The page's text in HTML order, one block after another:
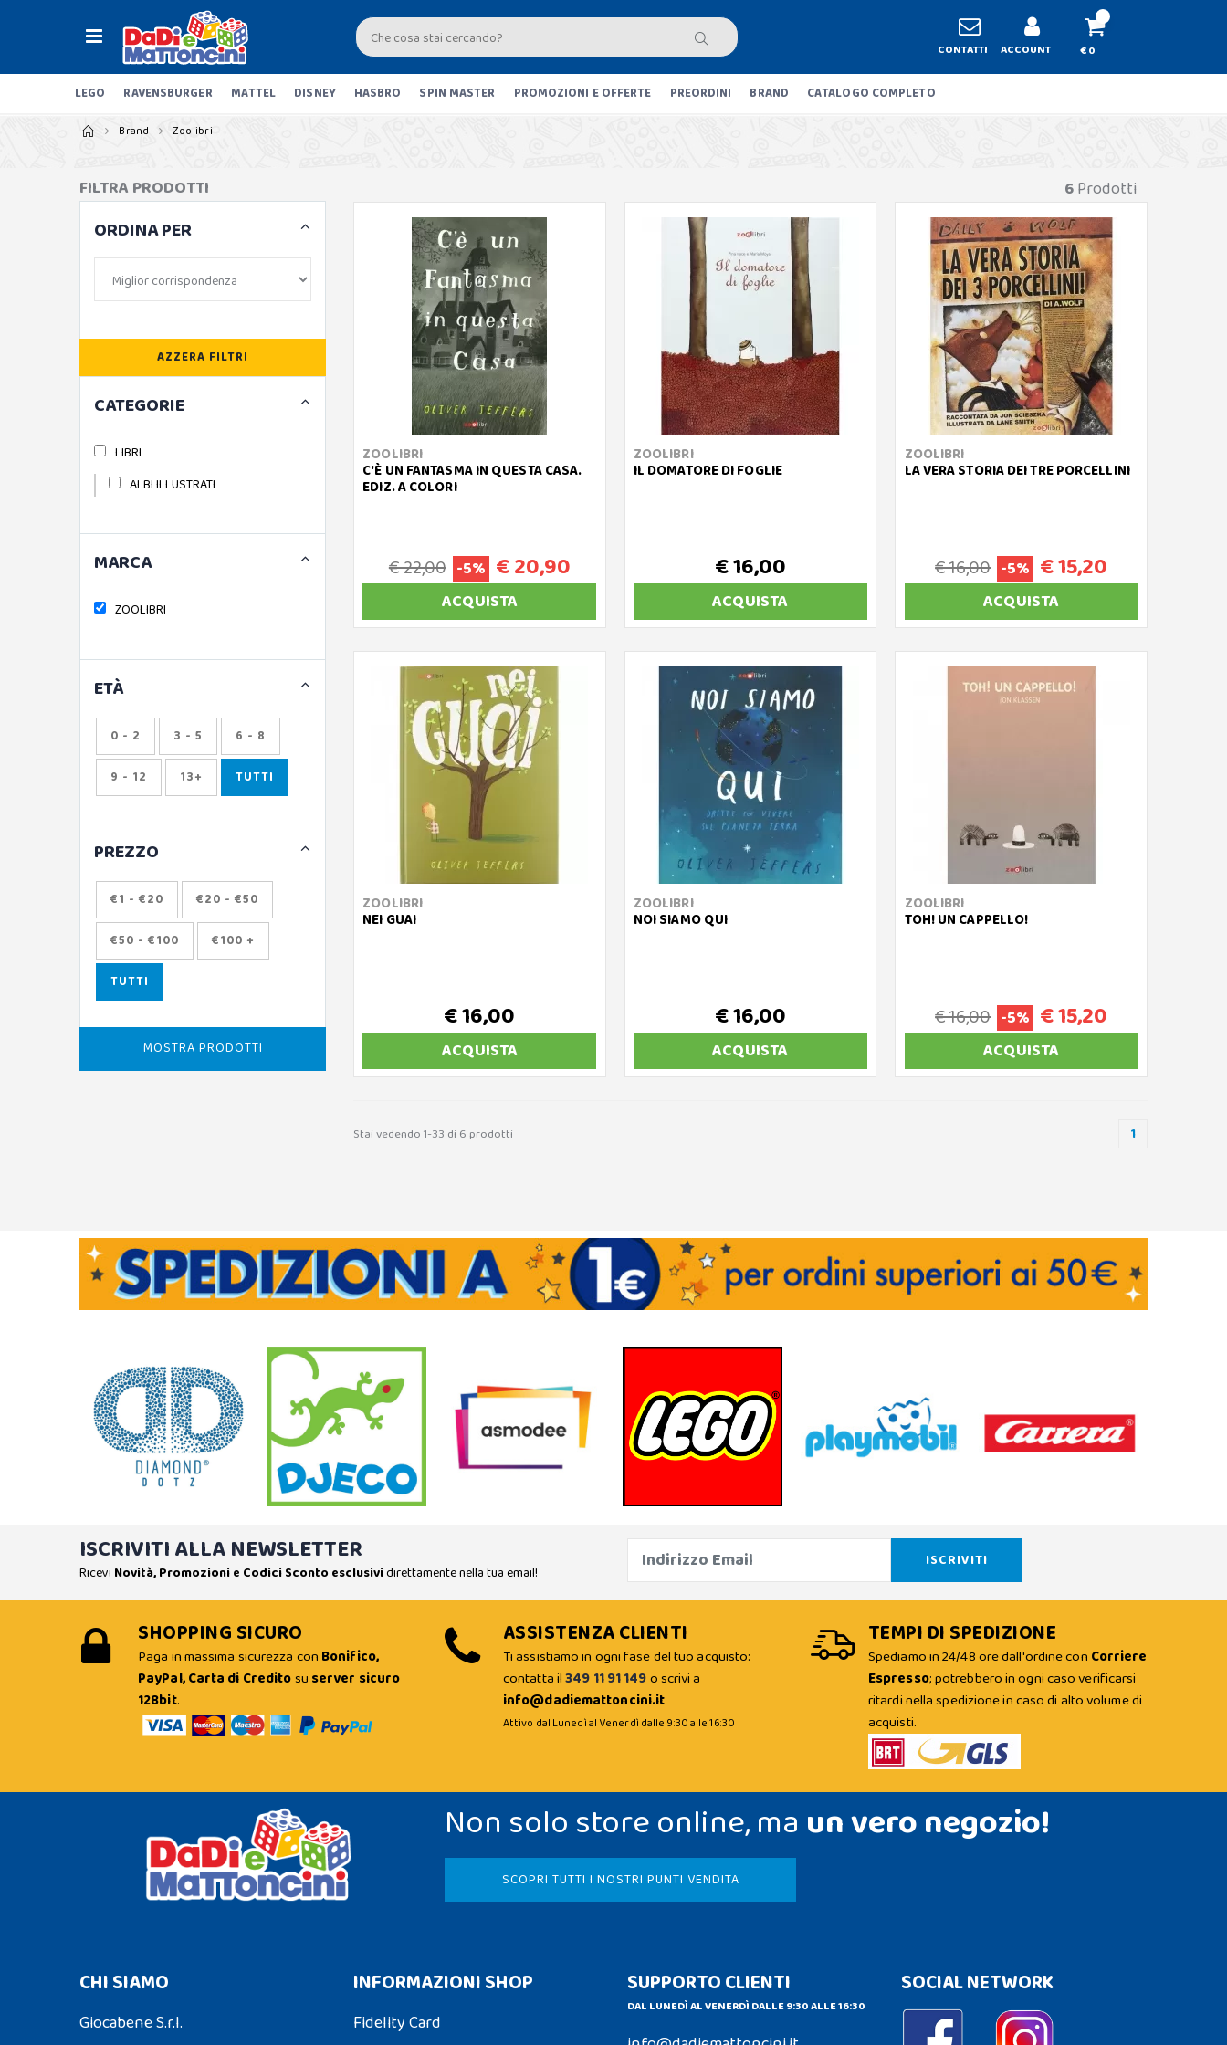
CONTATTI ACCOUNT € 0
LEGO RAVENSBURGER MATTEL DISNEY HASBRO SPIN MASTER PROMOZIONI E OFFERTE PREORDINI BRAND CATALOGO COMPLETO
Brand Zoolibri
6Prodotti
ZOOLIBRI
C'È UN FANTASMA IN QUESTA CASA.
EDIZ. A COLORI
€ 22,00 -5% € 20,90
ACQUISTA
ZOOLIBRI
IL DOMATORE DI FOGLIE
€ 16,00
ACQUISTA
ZOOLIBRI
LA VERA STORIA DEI TRE PORCELLINI
€ 16,00 -5% € 15,20
ACQUISTA
ZOOLIBRI
NEI GUAI
€ 16,00
ACQUISTA
ZOOLIBRI
NOI SIAMO QUI
€ 16,00
ACQUISTA
ZOOLIBRI
TOH! UN CAPPELLO!
€ 16,00 -5% € 15,20
ACQUISTA
Stai vedendo 1-33 di 6 prodotti 1
FILTRA PRODOTTI
ORDINA PER
AZZERA FILTRI
CATEGORIE
LIBRI
ALBI ILLUSTRATI
MARCA
ZOOLIBRI
ETÀ
0 - 2 3 - 5 6 - 8
9 - 12 13+ TUTTI
PREZZO
€1 - €20 €20 - €50
€50 - €100 €100 +
TUTTI
MOSTRA PRODOTTI
ISCRIVITI ALLA NEWSLETTER
Ricevi Novità, Promozioni e Codici Sconto esclusividirettamente nella tua email!
SHOPPING SICURO
Paga in massima sicurezza con Bonifico,
PayPal, Carta di Creditosu server sicuro
128bit.
ASSISTENZA CLIENTI
Ti assistiamo in ogni fase del tuo acquisto:
contatta il349 11 91 149o scrivi a
info@dadiemattoncini.it
Attivo dal Lunedì al Venerdì dalle 9:30 alle 16:30
TEMPI DI SPEDIZIONE
Spediamo in 24/48 ore dall'ordine con Corriere
Espresso; potrebbero in ogni caso verificarsi
ritardi nella spedizione in caso di alto volume di
acquisti.
Non solo store online, ma un vero negozio!
SCOPRI TUTTI I NOSTRI PUNTI VENDITA
CHI SIAMO
Giocabene S.r.l.
INFORMAZIONI SHOP
Fidelity Card
SUPPORTO CLIENTI
DAL LUNEDÌ AL VENERDÌ DALLE 9:30 ALLE 16:30
SOCIAL NETWORK